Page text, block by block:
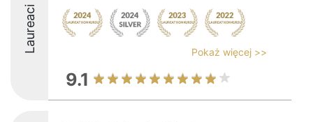
Laureaci Pokaż więcej >>
9.1